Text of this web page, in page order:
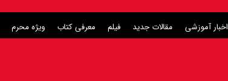
اخبار آموزشی مقالات جدید فیلم معرفی کتاب ویژه محرم